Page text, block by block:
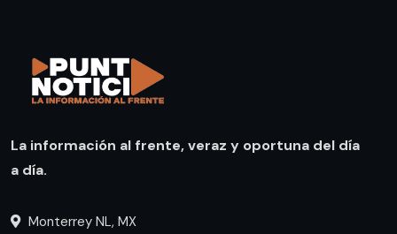
La información al frente, veraz y oportuna del día
a día.
Monterrey NL, MX